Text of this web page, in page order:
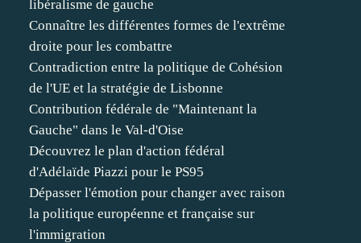
libéralisme de gauche
Connaître les différentes formes de l'extrême
droite pour les combattre
Contradiction entre la politique de Cohésion
de l'UE et la stratégie de Lisbonne
Contribution fédérale de "Maintenant la
Gauche" dans le Val-d'Oise
Découvrez le plan d'action fédéral
d'Adélaïde Piazzi pour le PS95
Dépasser l'émotion pour changer avec raison
la politique européenne et française sur
l'immigration